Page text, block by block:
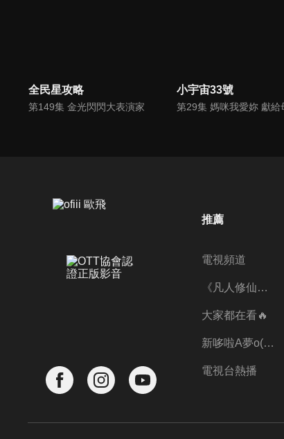
全民星攻略
第149集 金光閃閃大表演家
小宇宙33號
推薦
電視頻道
《凡人修仙傳》第五季全新開播✨
大家都在看🔥
新哆啦A夢o((ﾐﾟｴﾟﾐ))o
電視台熱播